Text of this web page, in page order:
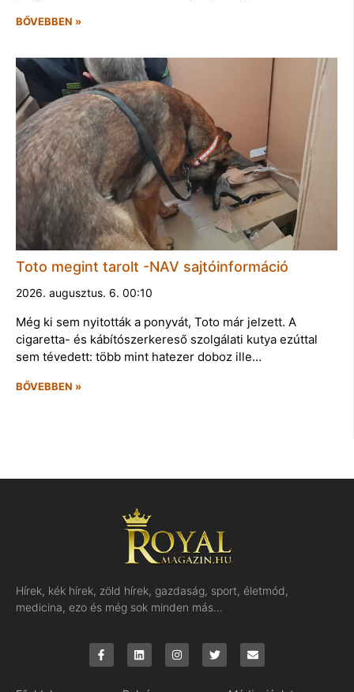
BŐVEBBEN »
Toto megint tarolt -NAV sajtóinformáció
2026. augusztus. 6. 00:10
Még ki sem nyitották a ponyvát, Toto már jelzett. A
cigaretta- és kábítószerkereső szolgálati kutya ezúttal
sem tévedett: több mint hatezer doboz ille…
BŐVEBBEN »
Hírek, kék hírek, zöld hírek, gazdaság, sport, életmód,
medicina, ezo és még sok minden más…